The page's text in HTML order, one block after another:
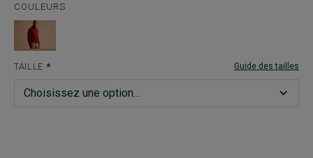
COULEURS
TAILLE Guide des tailles